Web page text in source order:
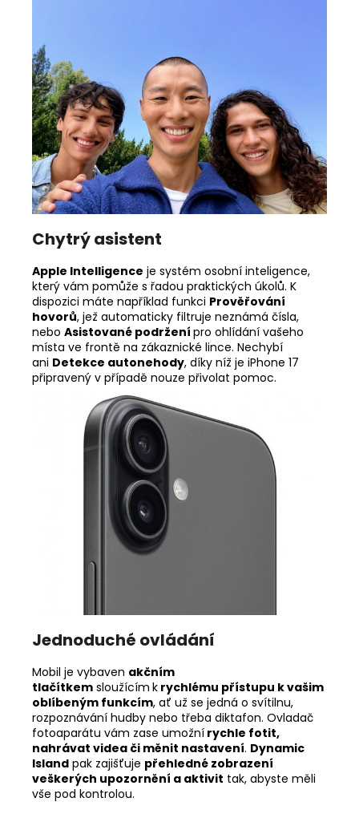
Chytrý asistent
Apple Intelligence je systém osobní inteligence,
který vám pomůže s řadou praktických úkolů. K
dispozici máte například funkci Prověřování
hovorů, jež automaticky filtruje neznámá čísla,
nebo Asistované podržení pro ohlídání vašeho
místa ve frontě na zákaznické lince. Nechybí
ani Detekce autonehody, díky níž je iPhone 17
připravený v případě nouze přivolat pomoc.
Jednoduché ovládání
Mobil je vybaven akčním
tlačítkem sloužícím k rychlému přístupu k vašim
oblíbeným funkcím, ať už se jedná o svítilnu,
rozpoznávání hudby nebo třeba diktafon. Ovladač
fotoaparátu vám zase umožní rychle fotit,
nahrávat videa či měnit nastavení. Dynamic
Island pak zajišťuje přehledné zobrazení
veškerých upozornění a aktivit tak, abyste měli
vše pod kontrolou.